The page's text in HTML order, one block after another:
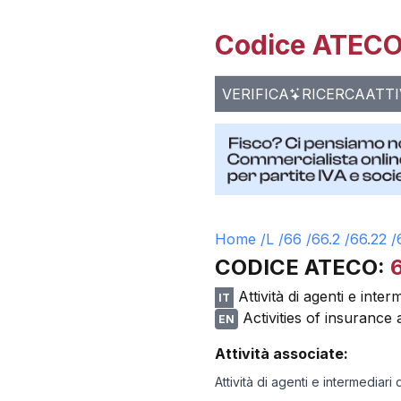
Codice
VERIFICA RICERCA
Home /L /66 /66.2 /66.22 /
CODICE ATECO:
IT Attività di agenti e
EN
Activities of insurance
Attività associate:
Attività di agenti e intermediari